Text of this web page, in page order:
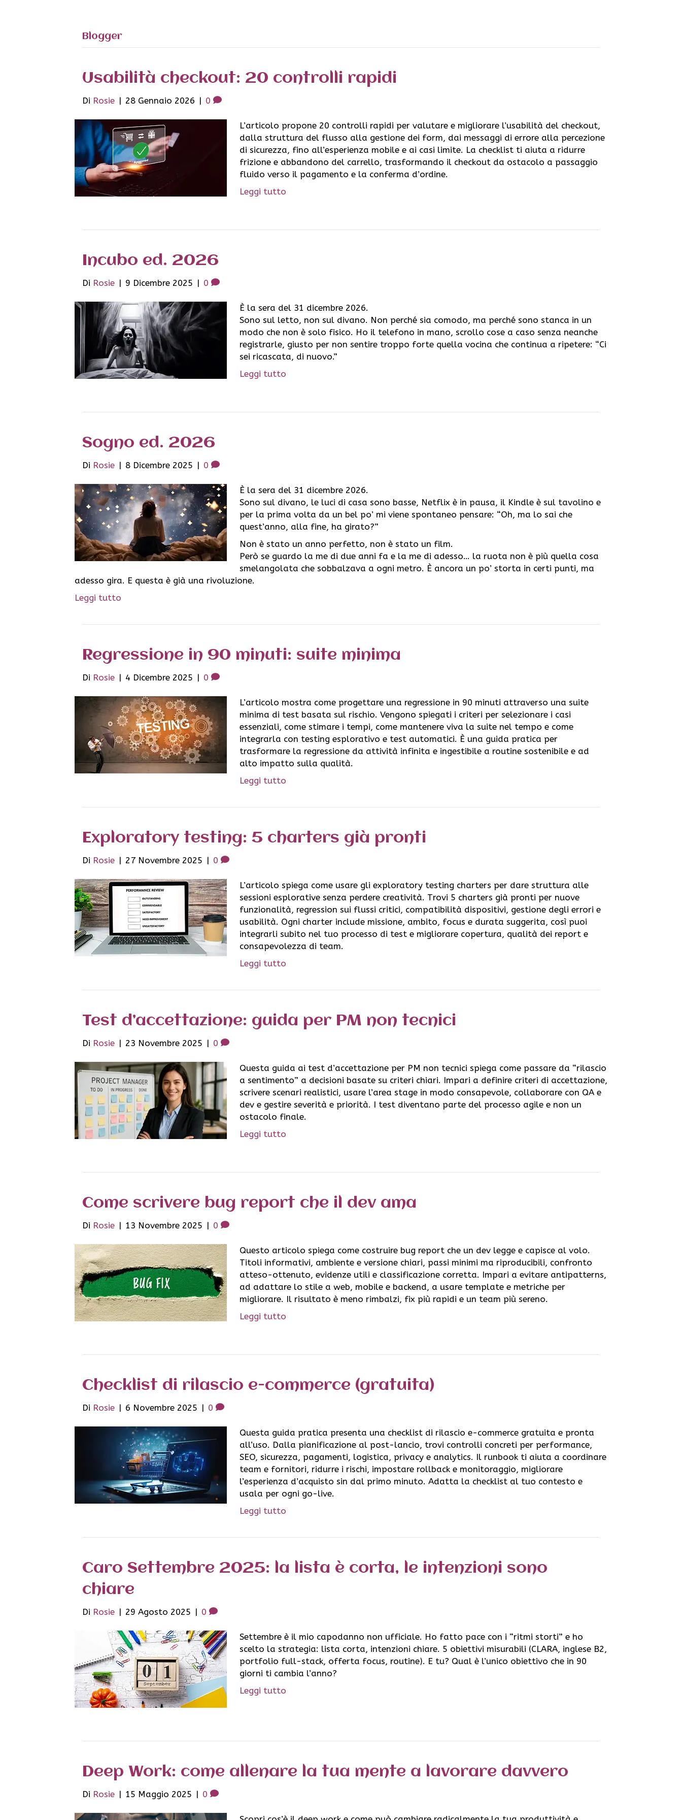
Blogger
Usabilità checkout: 20 controlli rapidi
Di Rosie | 28 Gennaio 2026 | 0
L’articolo propone 20 controlli rapidi per valutare e migliorare l’usabilità del checkout,
dalla struttura del flusso alla gestione dei form, dai messaggi di errore alla percezione
di sicurezza, fino all’esperienza mobile e ai casi limite. La checklist ti aiuta a ridurre
frizione e abbandono del carrello, trasformando il checkout da ostacolo a passaggio
fluido verso il pagamento e la conferma d’ordine.
Leggi tutto
Incubo ed. 2026
Di Rosie | 9 Dicembre 2025 | 0
È la sera del 31 dicembre 2026.
Sono sul letto, non sul divano. Non perché sia comodo, ma perché sono stanca in un
modo che non è solo fisico. Ho il telefono in mano, scrollo cose a caso senza neanche
registrarle, giusto per non sentire troppo forte quella vocina che continua a ripetere: “Ci
sei ricascata, di nuovo.”
Leggi tutto
Sogno ed. 2026
Di Rosie | 8 Dicembre 2025 | 0
È la sera del 31 dicembre 2026.
Sono sul divano, le luci di casa sono basse, Netflix è in pausa, il Kindle è sul tavolino e
per la prima volta da un bel po’ mi viene spontaneo pensare: “Oh, ma lo sai che
quest’anno, alla fine, ha girato?”
Non è stato un anno perfetto, non è stato un film.
Però se guardo la me di due anni fa e la me di adesso… la ruota non è più quella cosa
smelangolata che sobbalzava a ogni metro. È ancora un po’ storta in certi punti, ma
adesso gira. E questa è già una rivoluzione.
Leggi tutto
Regressione in 90 minuti: suite minima
Di Rosie | 4 Dicembre 2025 | 0
L’articolo mostra come progettare una regressione in 90 minuti attraverso una suite
minima di test basata sul rischio. Vengono spiegati i criteri per selezionare i casi
essenziali, come stimare i tempi, come mantenere viva la suite nel tempo e come
integrarla con testing esplorativo e test automatici. È una guida pratica per
trasformare la regressione da attività infinita e ingestibile a routine sostenibile e ad
alto impatto sulla qualità.
Leggi tutto
Exploratory testing: 5 charters già pronti
Di Rosie | 27 Novembre 2025 | 0
L’articolo spiega come usare gli exploratory testing charters per dare struttura alle
sessioni esplorative senza perdere creatività. Trovi 5 charters già pronti per nuove
funzionalità, regression sui flussi critici, compatibilità dispositivi, gestione degli errori e
usabilità. Ogni charter include missione, ambito, focus e durata suggerita, così puoi
integrarli subito nel tuo processo di test e migliorare copertura, qualità dei report e
consapevolezza di team.
Leggi tutto
Test d’accettazione: guida per PM non tecnici
Di Rosie | 23 Novembre 2025 | 0
Questa guida ai test d’accettazione per PM non tecnici spiega come passare da “rilascio
a sentimento” a decisioni basate su criteri chiari. Impari a definire criteri di accettazione,
scrivere scenari realistici, usare l’area stage in modo consapevole, collaborare con QA e
dev e gestire severità e priorità. I test diventano parte del processo agile e non un
ostacolo finale.
Leggi tutto
Come scrivere bug report che il dev ama
Di Rosie | 13 Novembre 2025 | 0
Questo articolo spiega come costruire bug report che un dev legge e capisce al volo.
Titoli informativi, ambiente e versione chiari, passi minimi ma riproducibili, confronto
atteso-ottenuto, evidenze utili e classificazione corretta. Impari a evitare antipatterns,
ad adattare lo stile a web, mobile e backend, a usare template e metriche per
migliorare. Il risultato è meno rimbalzi, fix più rapidi e un team più sereno.
Leggi tutto
Checklist di rilascio e-commerce (gratuita)
Di Rosie | 6 Novembre 2025 | 0
Questa guida pratica presenta una checklist di rilascio e-commerce gratuita e pronta
all’uso. Dalla pianificazione al post-lancio, trovi controlli concreti per performance,
SEO, sicurezza, pagamenti, logistica, privacy e analytics. Il runbook ti aiuta a coordinare
team e fornitori, ridurre i rischi, impostare rollback e monitoraggio, migliorare
l’esperienza d’acquisto sin dal primo minuto. Adatta la checklist al tuo contesto e
usala per ogni go-live.
Leggi tutto
Caro Settembre 2025: la lista è corta, le intenzioni sono
chiare
Di Rosie | 29 Agosto 2025 | 0
Settembre è il mio capodanno non ufficiale. Ho fatto pace con i “ritmi storti” e ho
scelto la strategia: lista corta, intenzioni chiare. 5 obiettivi misurabili (CLARA, inglese B2,
portfolio full-stack, offerta focus, routine). E tu? Qual è l’unico obiettivo che in 90
giorni ti cambia l’anno?
Leggi tutto
Deep Work: come allenare la tua mente a lavorare davvero
Di Rosie | 15 Maggio 2025 | 0